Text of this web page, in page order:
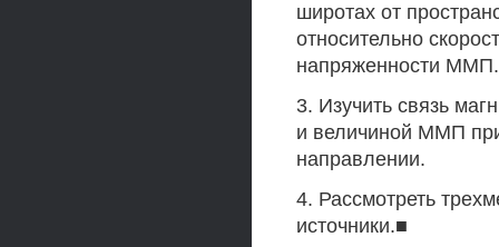
широтах от
относительно
напряженности ММП.
3. Изучить связь
и величиной ММП
направлении.
4. Рассмотреть
источники.■